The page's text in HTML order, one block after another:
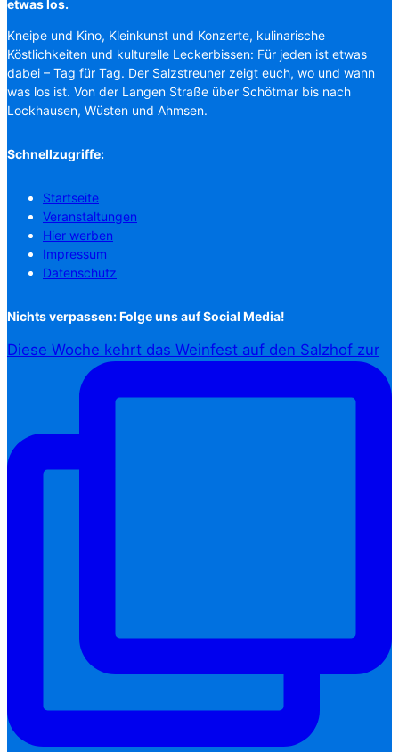
etwas los.
Kneipe und Kino, Kleinkunst und Konzerte, kulinarische
Köstlichkeiten und kulturelle Leckerbissen: Für jeden ist etwas
dabei – Tag für Tag. Der Salzstreuner zeigt euch, wo und wann
was los ist. Von der Langen Straße über Schötmar bis nach
Lockhausen, Wüsten und Ahmsen.
Schnellzugriffe:
Startseite
Veranstaltungen
Hier werben
Impressum
Datenschutz
Nichts verpassen: Folge uns auf Social Media!
Diese Woche kehrt das Weinfest auf den Salzhof zur